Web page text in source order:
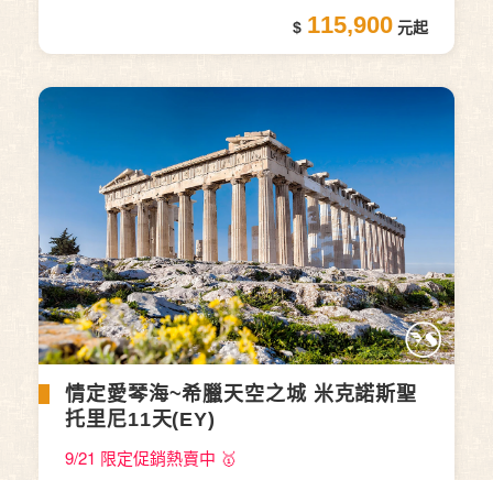
115,900
情定愛琴海~希臘天空之城 米克諾斯聖
托里尼11天(EY)
9/21 限定促銷熱賣中 🥇